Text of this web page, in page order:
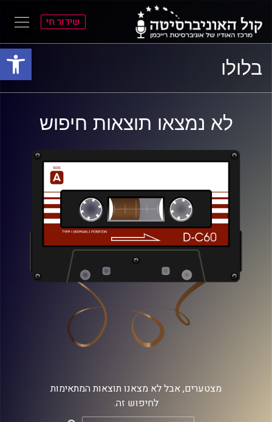
פתח
התפריט
הראשי
התוכן
הראשי
שידור חי
בלולו
לא נמצאו תוצאות חיפוש
מצטערים, אבל לא מצאנו תוצאות המתאימות
לחיפוש זה.